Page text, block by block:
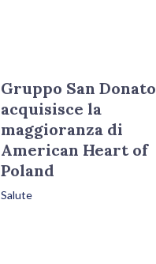
Gruppo San Donato
acquisisce la
maggioranza di
American Heart of
Poland
Salute